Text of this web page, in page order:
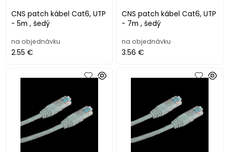
CNS patch kábel Cat6, UTP
- 5m , šedý
na objednávku
2.55 €
CNS patch kábel Cat6, UTP
- 7m , šedý
na objednávku
3.56 €